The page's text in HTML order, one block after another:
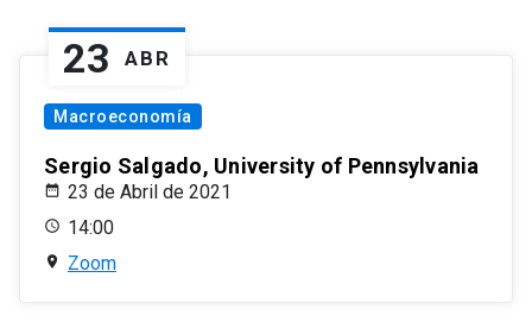
23 ABR
Macroeconomía
Sergio Salgado, University of Pennsylvania
23 de Abril de 2021
14:00
Zoom